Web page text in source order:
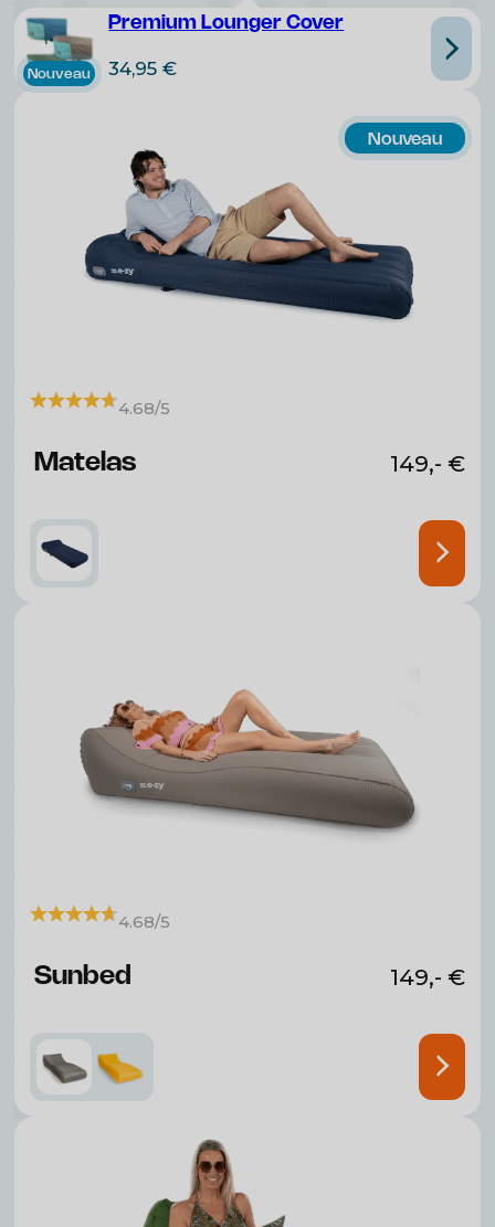
Nouveau
Premium Lounger Cover
34,95€
Nouveau
4.68/5
Matelas 149,- €
4.68/5
Sunbed 149,- €
automatique
Se gonfle automatiquement en 70